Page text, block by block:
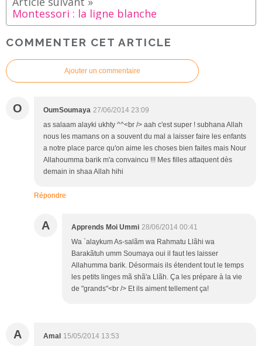
Montessori : la ligne blanche
COMMENTER CET ARTICLE
Ajouter un commentaire
O OumSoumaya 27/06/2014 23:09
as salaam alayki ukhty ^^<br /> aah c'est super ! subhana Allah
nous les mamans on a souvent du mal a laisser faire les enfants
a notre place parce qu'on aime les choses bien faites mais Nour
Allahoumma barik m'a convaincu !!! Mes filles attaquent dès
demain in shaa Allah hihi
Répondre
A Apprends Moi Ummi 28/06/2014 00:41
Wa `alaykum As-salãm wa Rahmatu Llãhi wa
Barakãtuh umm Soumaya oui il faut les laisser
Allahumma barik. Désormais ils étendent tout le temps
les petits linges mã shã'a Llãh. Ça les prépare à la vie
de "grands"<br /> Et ils aiment tellement ça!
A Amal 15/05/2014 13:53